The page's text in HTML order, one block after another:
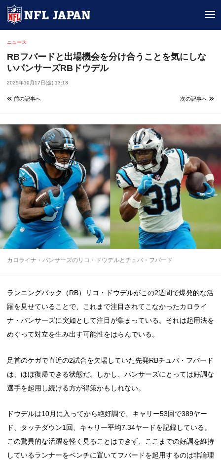
ニュース
RBフバードと出場機会を分け合うことを気にしな
いパンサーズRBドウデル
2025年10月17日(金) 13:13
前の記事へ 次の記事へ
カロライナ・パンサーズのリコ・ドウデルとチュバ・フバード
ランニングバック（RB）リコ・ドウデルがこの2週間で爆発的な活
躍を見せていることで、これまで注目されてこなかったカロライ
ナ・パンサーズに突如として注目が集まっている。それは起用法を
めぐって対立を生み出す可能性をはらんでいる。
足首のケガで直近の2試合を欠場していた先発RBチュバ・フバード
は、ほぼ復帰できる状態だ。しかし、パンサーズにとっては好調な
選手を起用し続ける方が得策かもしれない。
ドウデルは10月に入ってから絶好調で、キャリー53回で389ヤー
ド、タッチダウン1回、キャリー平均7.34ヤードを記録している。
この驚異的な活躍を軽く見ることはできず、ここまでの好調を維持
しているランナーをベンチに置いてフバードを起用するのは非論理